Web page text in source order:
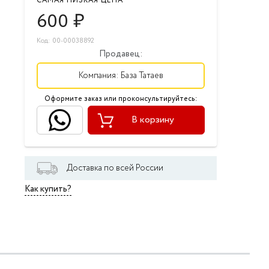
600 ₽
Код: 00-00038892
Продавец:
Компания: База Татаев
Оформите заказ или проконсультируйтесь:
В корзину
Доставка по всей России
Как купить?